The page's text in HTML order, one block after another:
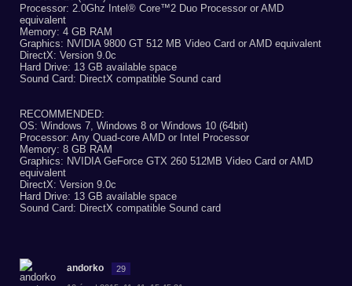
Processor: 2.0Ghz Intel® Core™2 Duo Processor or AMD
equivalent
Memory: 4 GB RAM
Graphics: NVIDIA 9800 GT 512 MB Video Card or AMD equivalent
DirectX: Version 9.0c
Hard Drive: 13 GB available space
Sound Card: DirectX compatible Sound card
RECOMMENDED:
OS: Windows 7, Windows 8 or Windows 10 (64bit)
Processor: Any Quad-core AMD or Intel Processor
Memory: 8 GB RAM
Graphics: NVIDIA GeForce GTX 260 512MB Video Card or AMD
equivalent
DirectX: Version 9.0c
Hard Drive: 13 GB available space
Sound Card: DirectX compatible Sound card
andorko 29